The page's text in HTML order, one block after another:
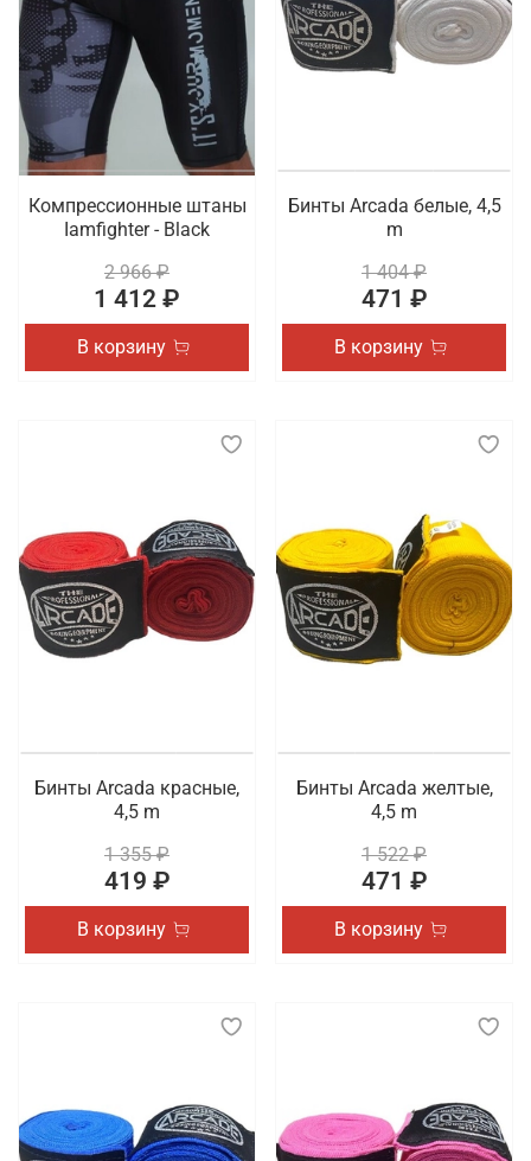
Компрессионные штаны
Iamfighter - Black
2 966 ₽
1 412 ₽
В корзину
Бинты Arcada белые, 4,5
m
1 404 ₽
471 ₽
В корзину
Бинты Arcada красные,
4,5 m
1 355 ₽
419 ₽
В корзину
Бинты Arcada желтые,
4,5 m
1 522 ₽
471 ₽
В корзину